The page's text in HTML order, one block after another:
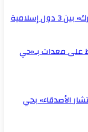
إسلامية
على معدات بـ«حي
الأصدقاء» بحي